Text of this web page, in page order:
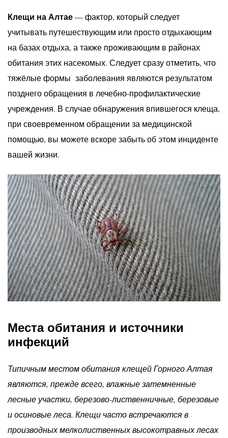
Клещи на Алтае— фактор, который следует
учитывать путешествующим или просто отдыхающим
на базах отдыха, а также проживающим в районах
обитания этих насекомых. Следует сразу отметить, что
тяжёлые формы заболевания являются результатом
позднего обращения в лечебно-профилактические
учреждения. В случае обнаружения впившегося клеща,
при своевременном обращении за медицинской
помощью, вы можете вскоре забыть об этом инциденте
вашей жизни.
Места обитания и источники
инфекций
Типичным местом обитания клещей Горного Алтая
являются, прежде всего, влажные затемненные
лесные участки, березово-лиственничные, березовые
и осиновые леса. Клещи часто встречаются в
производных мелколиственных высокотравных лесах